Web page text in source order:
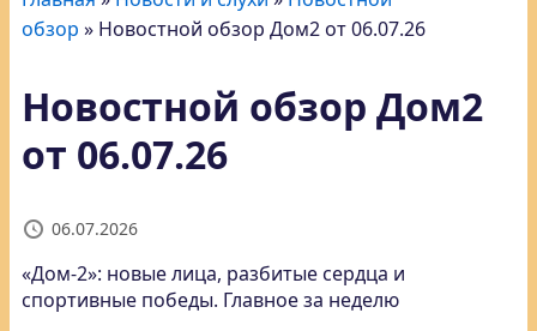
обзор » Новостной обзор Дом2 от 06.07.26
Новостной обзор Дом2
от 06.07.26
06.07.2026
«Дом-2»: новые лица, разбитые сердца и
спортивные победы. Главное за неделю